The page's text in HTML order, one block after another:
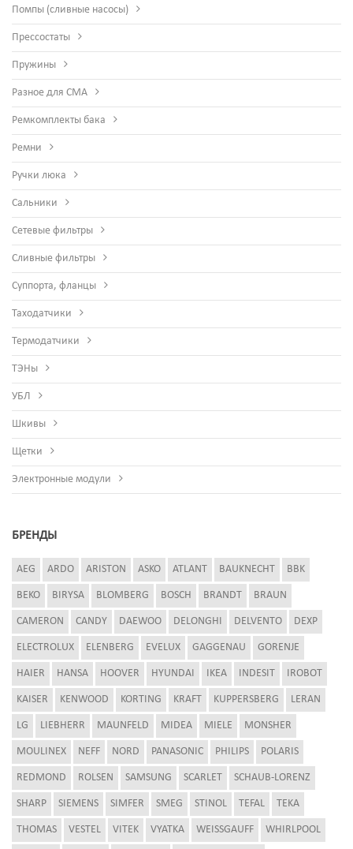
Помпы (сливные насосы)
Прессостаты
Пружины
Разное для СМА
Ремкомплекты бака
Ремни
Ручки люка
Сальники
Сетевые фильтры
Сливные фильтры
Суппорта, фланцы
Таходатчики
Термодатчики
ТЭНы
УБЛ
Шкивы
Щетки
Электронные модули
БРЕНДЫ
AEG ARDO ARISTON ASKO ATLANT BAUKNECHT BBK
BEKO BIRYSA BLOMBERG BOSCH BRANDT BRAUN
CAMERON CANDY DAEWOO DELONGHI DELVENTO DEXP
ELECTROLUX ELENBERG EVELUX GAGGENAU GORENJE
HAIER HANSA HOOVER HYUNDAI IKEA INDESIT IROBOT
KAISER KENWOOD KORTING KRAFT KUPPERSBERG LERAN
LG LIEBHERR MAUNFELD MIDEA MIELE MONSHER
MOULINEX NEFF NORD PANASONIC PHILIPS POLARIS
REDMOND ROLSEN SAMSUNG SCARLET SCHAUB-LORENZ
SHARP SIEMENS SIMFER SMEG STINOL TEFAL TEKA
THOMAS VESTEL VITEK VYATKA WEISSGAUFF WHIRLPOOL